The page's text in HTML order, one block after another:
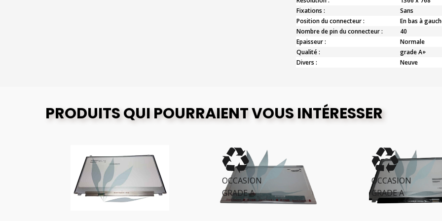
Fixations :
Sans
Position du connecteur :
En bas à
Nombre de pin du connecteur :
40
Epaisseur :
Normale
Qualité :
grade A+
Divers :
Neuve
PRODUITS QUI POURRAIENT VOUS INTÉRESSER
OCCASION
GRADE A
OCCASION
GRADE A